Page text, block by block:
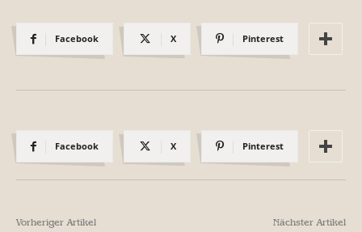
Facebook X Pinterest
Facebook X Pinterest
Vorheriger Artikel Nächster Artikel